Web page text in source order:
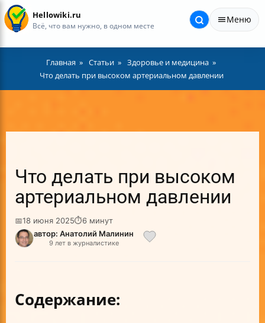
Hellowiki.ru
Всё, что вам нужно, в одном месте
Меню
Главная Статьи
Здоровье и медицина
Что делать при высоком артериальном давлении
Что делать при высоком
артериальном давлении
📅18 июня 2025⏱6 минут
автор: Анатолий Малинин
9 лет в журналистике
Содержание: